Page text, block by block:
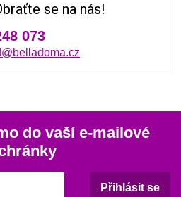
se na nás!
073
do vaší e-mailové
Přihlásit se